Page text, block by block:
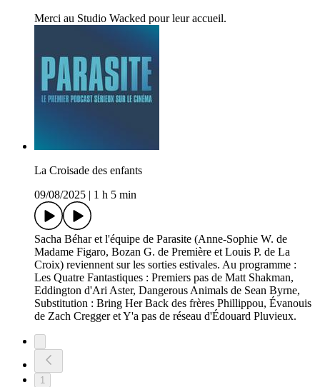
Merci au Studio Wacked pour leur accueil.
La Croisade des enfants
09/08/2025
1 h 5 min
Sacha Béhar et l'équipe de Parasite (Anne-Sophie W. de
Madame Figaro, Bozan G. de Première et Louis P. de La
Croix) reviennent sur les sorties estivales. Au programme :
Les Quatre Fantastiques : Premiers pas de Matt Shakman,
Eddington d'Ari Aster, Dangerous Animals de Sean Byrne,
Substitution : Bring Her Back des frères Phillippou, Évanouis
de Zach Cregger et Y'a pas de réseau d'Édouard Pluvieux.
1